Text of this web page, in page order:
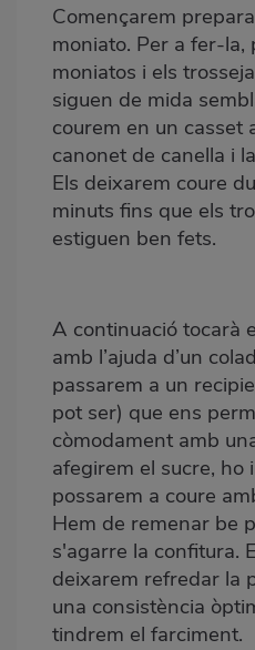
Començarem
moniato. Per a fer-la,
moniatos i els
siguen de mida
courem en un casset
canonet de canella i
Els deixarem coure
minuts fins que els
estiguen ben fets.
A continuació tocarà
amb l’ajuda d’un
passarem a un
pot ser) que ens
còmodament amb
afegirem el sucre,
possarem a coure
Hem de remenar be
s'agarre la confitura.
deixarem refredar la
una consistència
tindrem el farciment.